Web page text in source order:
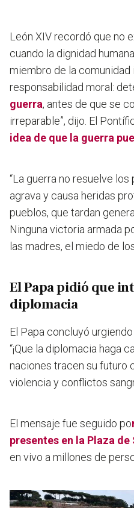
León XIV recordó que no
cuando la dignidad
miembro de la comunidad
responsabilidad moral:
guerra, antes de que se
irreparable”, dijo. El
idea de que la guerra
“La guerra no resuelve
agrava y causa heridas
pueblos, que tardan
Ninguna victoria armada
las madres, el miedo de
El Papa pidió que
diplomacia
El Papa concluyó
“¡Que la diplomacia haga
naciones tracen su futuro
violencia y conflictos
El mensaje fue seguido po
presentes en la Plaza de
en vivo a millones de